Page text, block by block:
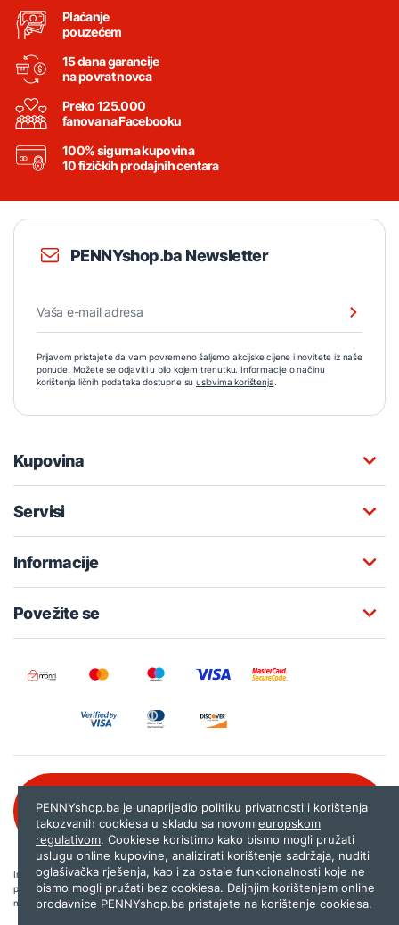
Plaćanje
pouzećem
15 dana garancije
na povrat novca
Preko 125.000
fanova na Facebooku
100% sigurna kupovina
10 fizičkih prodajnih centara
PENNYshop.ba Newsletter
Prijavom pristajete da vam povremeno šaljemo akcijske cijene i novitete iz naše
ponude. Možete se odjaviti u bilo kojem trenutku. Informacije o načinu
korištenja ličnih podataka dostupne su uslovima korištenja.
Kupovina
Servisi
Informacije
Povežite se
080 020 261
Internet trgovina PENNYshop.ba nastoji objavljivati samo provjerene i pravilne
podatke. Ako na našoj stranici otkrijete neistinite, odnosno neadekvatne informacije,
molimo vas da nam to javite nashop@pennyplus.com .
PENNYshop.ba je unaprijedio politiku privatnosti i korištenja
takozvanih cookiesa u skladu sa novom europskom
regulativom. Cookiese koristimo kako bismo mogli pružati
uslugu online kupovine, analizirati korištenje sadržaja, nuditi
oglašivačka rješenja, kao i za ostale funkcionalnosti koje ne
bismo mogli pružati bez cookiesa. Daljnjim korištenjem online
prodavnice PENNYshop.ba pristajete na korištenje cookiesa.